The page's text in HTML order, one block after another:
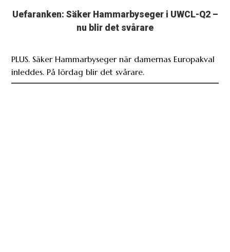
Uefaranken: Säker Hammarbyseger i UWCL-Q2 –
nu blir det svårare
PLUS. Säker Hammarbyseger när damernas Europakval
inleddes. På lördag blir det svårare.